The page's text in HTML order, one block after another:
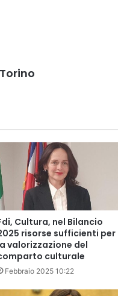
Cultura, nel Bilancio
risorse sufficienti per
valorizzazione del
culturale
Febbraio 2025 10:22